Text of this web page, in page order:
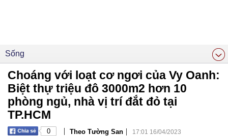
Sống
Choáng với loạt cơ ngơi của Vy Oanh:
Biệt thự triệu đô 3000m2 hơn 10
phòng ngủ, nhà vị trí đắt đỏ tại
TP.HCM
0 | Theo Tường San | 17:01 16/04/2023